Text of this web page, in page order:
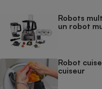
Robots
un robot
Robot
cuiseur